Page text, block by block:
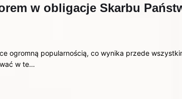
w obligacje Skarbu
ogromną popularnością, co wynika przede
w te…